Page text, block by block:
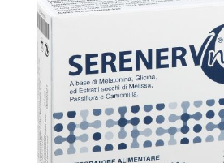
immagini